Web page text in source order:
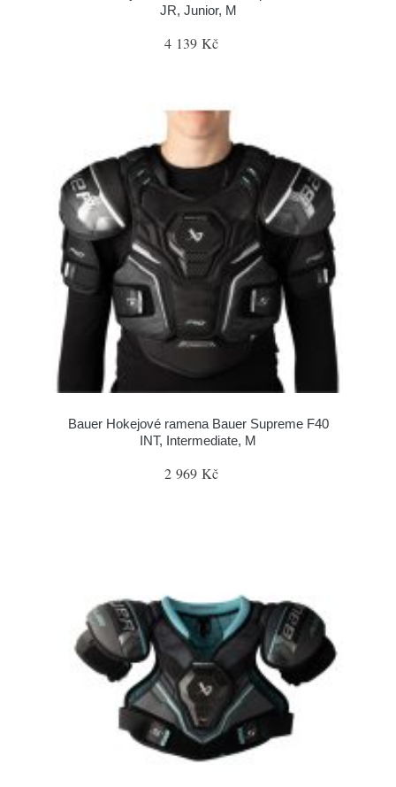
JR, Junior, M
4 139 Kč
Bauer Hokejové ramena Bauer Supreme F40
INT, Intermediate, M
2 969 Kč